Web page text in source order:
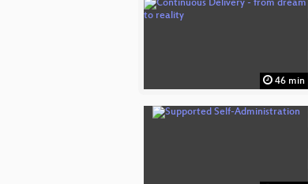
46 min